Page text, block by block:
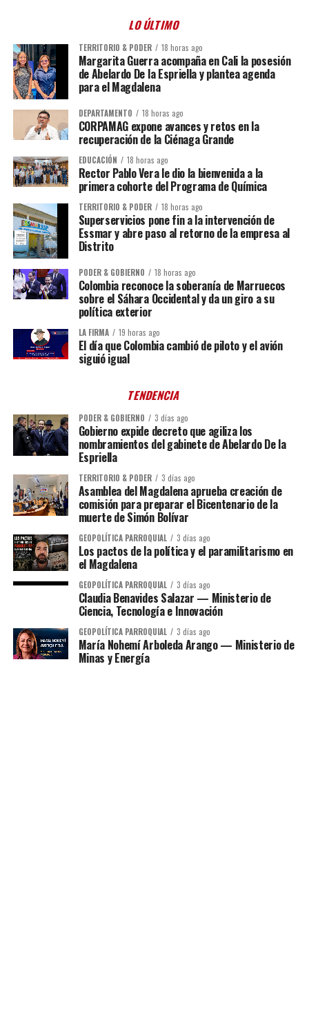
LO ÚLTIMO
TERRITORIO & PODER 18 horas ago
Margarita Guerra acompaña en Cali la posesión
de Abelardo De la Espriella y plantea agenda
para el Magdalena
DEPARTAMENTO 18 horas ago
CORPAMAG expone avances y retos en la
recuperación de la Ciénaga Grande
EDUCACIÓN 18 horas ago
Rector Pablo Vera le dio la bienvenida a la
primera cohorte del Programa de Química
TERRITORIO & PODER 18 horas ago
Superservicios pone fin a la intervención de
Essmar y abre paso al retorno de la empresa al
Distrito
PODER & GOBIERNO 18 horas ago
Colombia reconoce la soberanía de Marruecos
sobre el Sáhara Occidental y da un giro a su
política exterior
LA FIRMA 19 horas ago
El día que Colombia cambió de piloto y el avión
siguió igual
TENDENCIA
PODER & GOBIERNO 3 días ago
Gobierno expide decreto que agiliza los
nombramientos del gabinete de Abelardo De la
Espriella
TERRITORIO & PODER 3 días ago
Asamblea del Magdalena aprueba creación de
comisión para preparar el Bicentenario de la
muerte de Simón Bolívar
GEOPOLÍTICA PARROQUIAL 3 días ago
Los pactos de la política y el paramilitarismo en
el Magdalena
GEOPOLÍTICA PARROQUIAL 3 días ago
Claudia Benavides Salazar — Ministerio de
Ciencia, Tecnología e Innovación
GEOPOLÍTICA PARROQUIAL 3 días ago
María Nohemí Arboleda Arango — Ministerio de
Minas y Energía